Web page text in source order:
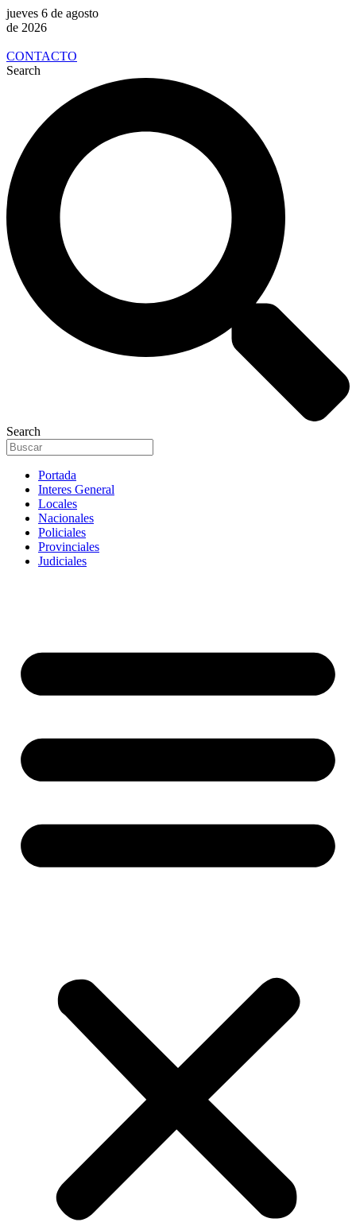
jueves 6 de agosto
de 2026
CONTACTO
Search
Search
Portada
Interes General
Locales
Nacionales
Policiales
Provinciales
Judiciales